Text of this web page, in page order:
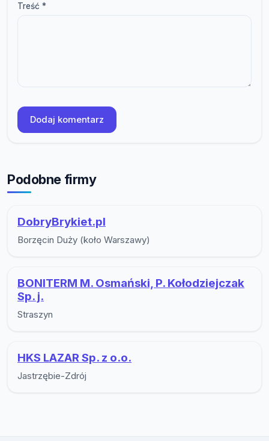
Treść *
Dodaj komentarz
Podobne firmy
DobryBrykiet.pl
Borzęcin Duży (koło Warszawy)
BONITERM M. Osmański, P. Kołodziejczak
Sp. j.
Straszyn
HKS LAZAR Sp. z o.o.
Jastrzębie-Zdrój